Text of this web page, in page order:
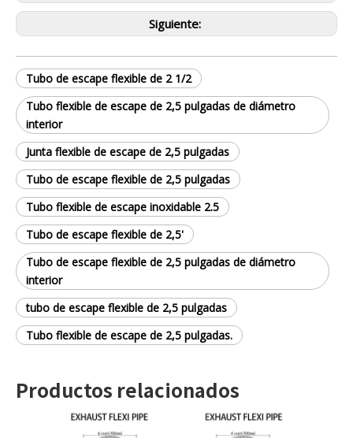
Siguiente:
Tubo de escape flexible de 2 1/2
Tubo flexible de escape de 2,5 pulgadas de diámetro
interior
Junta flexible de escape de 2,5 pulgadas
Tubo de escape flexible de 2,5 pulgadas
Tubo flexible de escape inoxidable 2.5
Tubo de escape flexible de 2,5'
Tubo de escape flexible de 2,5 pulgadas de diámetro
interior
tubo de escape flexible de 2,5 pulgadas
Tubo flexible de escape de 2,5 pulgadas.
Productos relacionados